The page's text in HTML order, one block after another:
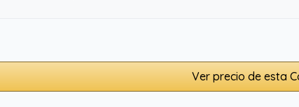
Ver precio de esta